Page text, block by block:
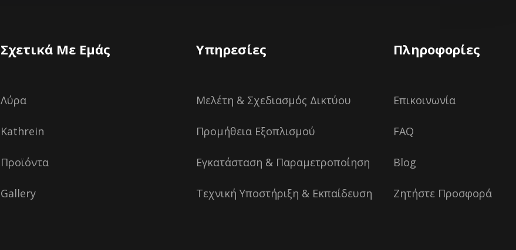
Σχετικά Με Εμάς
Λύρα
Kathrein
Προϊόντα
Gallery
Υπηρεσίες
Μελέτη & Σχεδιασμός Δικτύου
Προμήθεια Εξοπλισμού
Εγκατάσταση & Παραμετροποίηση
Τεχνική Υποστήριξη & Εκπαίδευση
Πληροφορίες
Επικοινωνία
FAQ
Blog
Ζητήστε Προσφορά